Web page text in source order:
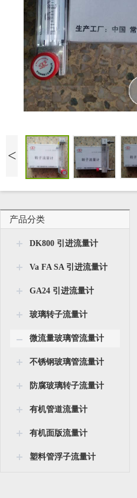
<
产品分类
DK800 引进流量计
Va FA SA 引进流量计
GA24 引进流量计
玻璃转子流量计
微流量玻璃管流量计
不锈钢玻璃管流量计
防腐玻璃转子流量计
有机管道流量计
有机面版流量计
塑料管浮子流量计